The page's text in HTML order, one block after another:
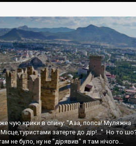
чую крики в спину: "Ааа, попса! Муляжна
затерте до дір!..." Но то
не було, ну не "дірявив" я там нічого...